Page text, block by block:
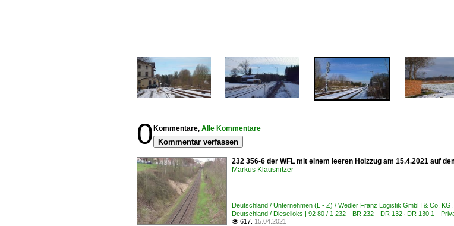
0 Kommentare, Alle Kommentare
Kommentar verfassen
232 356-6 der WFL mit einem leeren Holzzug am 15.4.2021 auf
Markus Klausnitzer
Deutschland / Unternehmen (L - Z) / Wedler Franz Logistik GmbH & Co.
Deutschland / Dieselloks | 92 80 / 1 232 BR 232 DR 132 · DR 130.1
 617. 15.04.2021